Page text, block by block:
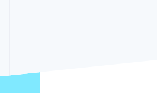
Climate